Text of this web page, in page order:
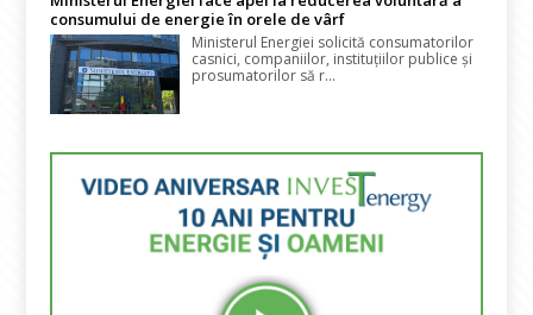
consumului de energie în orele de vârf
Ministerul Energiei solicită consumatorilor
casnici, companiilor, instituțiilor publice și
prosumatorilor să r...